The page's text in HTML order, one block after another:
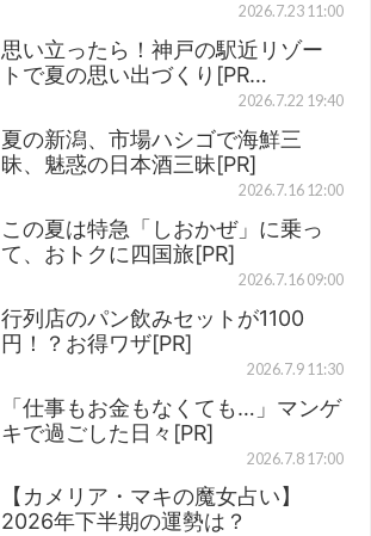
2026.7.23 11:00
思い立ったら！神戸の駅近リゾー
トで夏の思い出づくり[PR…
2026.7.22 19:40
夏の新潟、市場ハシゴで海鮮三
昧、魅惑の日本酒三昧[PR]
2026.7.16 12:00
この夏は特急「しおかぜ」に乗っ
て、おトクに四国旅[PR]
2026.7.16 09:00
行列店のパン飲みセットが1100
円！？お得ワザ[PR]
2026.7.9 11:30
「仕事もお金もなくても…」マンゲ
キで過ごした日々[PR]
2026.7.8 17:00
【カメリア・マキの魔女占い】
2026年下半期の運勢は？